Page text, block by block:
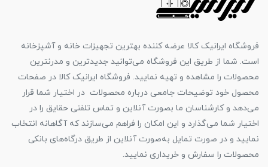
فروشگاه ایرانیک کالا عرضه کننده بهترین تجهیزات خانه و آشپزخانه
است. شما از طریق این فروشگاه می‌توانید جدیدترین و مدرنترین
محصولات را مشاهده و تهیه نمایید. فروشگاه ایرانیک کالا در صفحات
محصول خود توضیحات جامعی درباره محصولات در اختیار شما قرار
می‌دهد و کارشناسان ما بصورت آنلاین و تماس تلفنی حقایق را در
اختیار شما می‌گذارد و این امکان را فراهم می‌سازند که آگاهانه انتخاب
نمایید و در صورت تمایل به‌صورت آنلاین از طریق درگاه‌های بانکی
محصولات را سفارش و خریداری نمایید.